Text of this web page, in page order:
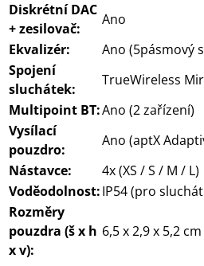
Diskrétní DAC
+ zesilovač:
Ano
Ekvalizér:
Ano (5pásmový
Spojení
sluchátek:
TrueWireless
Multipoint BT:Ano (2 zařízení)
Vysílací
pouzdro:
Ano (aptX
Nástavce:
4x (XS / S / M / L)
Voděodolnost:IP54 (pro
Rozměry
pouzdra (š x h
x v):
6,5 x 2,9 x 5,2 cm